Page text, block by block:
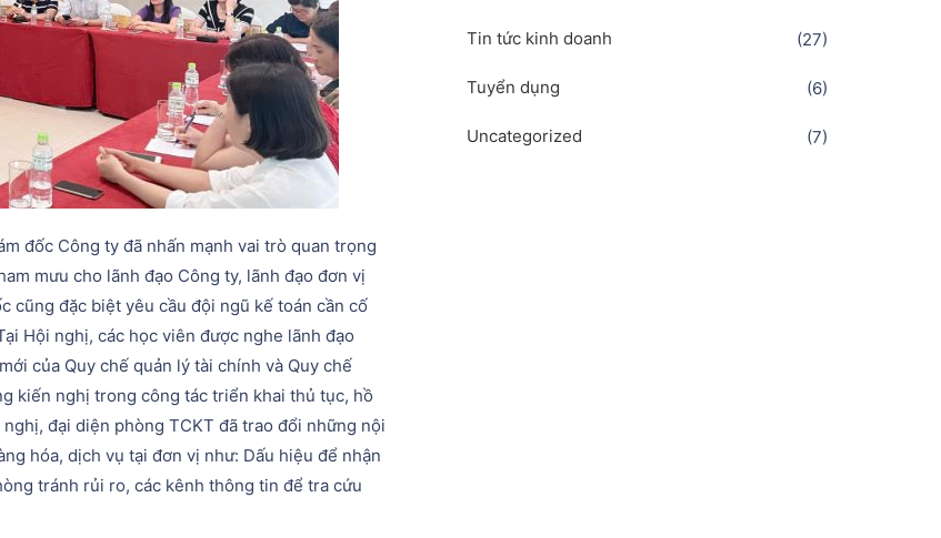
đốc Công ty đã nhấn mạnh vai trò quan trọng
mưu cho lãnh đạo Công ty, lãnh đạo đơn vị
cũng đặc biệt yêu cầu đội ngũ kế toán cần cố
Hội nghị, các học viên được nghe lãnh đạo
của Quy chế quản lý tài chính và Quy chế
kiến nghị trong công tác triển khai thủ tục, hồ
đại diện phòng TCKT đã trao đổi những nội
hóa, dịch vụ tại đơn vị như: Dấu hiệu để nhận
tránh rủi ro, các kênh thông tin để tra cứu
Tin tức kinh doanh (27)
Tuyển dụng (6)
Uncategorized (7)